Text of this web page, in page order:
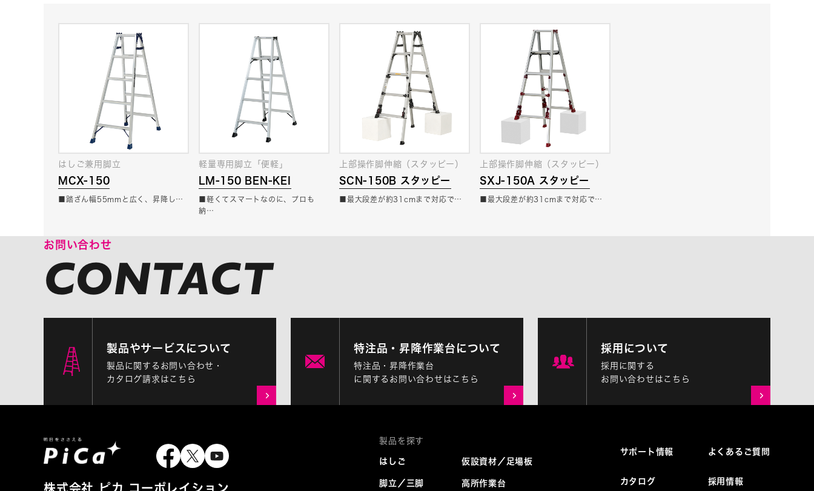
MCX-150
はしご兼用脚立
■踏ざん幅55mmと広く、昇降し…
LM-150 BEN-KEI
軽量専用脚立「便軽」
■軽くてスマートなのに、プロも
納…
SCN-150B スタッピー
上部操作脚伸縮（スタッピー）
■最大段差が約31cmまで対応で…
SXJ-150A スタッピー
上部操作脚伸縮（スタッピー）
■最大段差が約31cmまで対応で…
お問い合わせ
製品やサービスについて
製品に関するお問い合わせ・
カタログ請求はこちら
特注品・昇降作業台について
特注品・昇降作業台
に関するお問い合わせはこちら
採用について
採用に関する
お問い合わせはこちら
株式会社 ピカ コーポレイション
はしご
脚立／三脚
仮設資材／足場板
高所作業台
サポート情報
カタログ
よくあるご質問
採用情報